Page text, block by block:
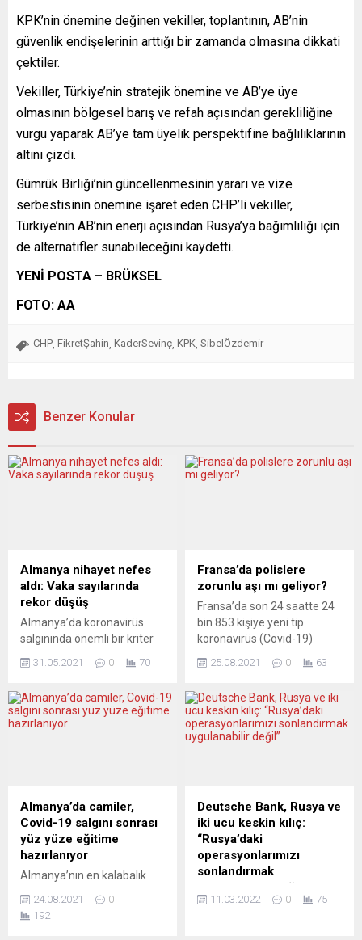
KPK’nin önemine değinen vekiller, toplantının, AB’nin
güvenlik endişelerinin arttığı bir zamanda olmasına dikkati
çektiler.
Vekiller, Türkiye’nin stratejik önemine ve AB’ye üye
olmasının bölgesel barış ve refah açısından gerekliliğine
vurgu yaparak AB’ye tam üyelik perspektifine bağlılıklarının
altını çizdi.
Gümrük Birliği’nin güncellenmesinin yararı ve vize
serbestisinin önemine işaret eden CHP’li vekiller,
Türkiye’nin AB’nin enerji açısından Rusya’ya bağımlılığı için
de alternatifler sunabileceğini kaydetti.
YENİ POSTA – BRÜKSEL
FOTO: AA
CHP FikretŞahin KaderSevinç KPK SibelÖzdemir
Benzer Konular
Almanya nihayet nefes
aldı: Vaka sayılarında
rekor düşüş
Almanya’da koronavirüs
salgınında önemli bir kriter
değeri 35,2’ye gerileyerek
düşük düzeyine ulaştı.
Yoğun bakımlardaki doluluk
değeri geçen yılın ekim
ayından bu yana en düşük
seviyesine ulaştı....
31.05.2021 0 70
Fransa’da polislere
zorunlu aşı mı geliyor?
Fransa’da son 24 saatte 24
bin 853 kişiye yeni tip
koronavirüs (Covid-19)
Kurumunun açıkladığı
153 kişinin hayatını
kaybetmesiyle virüse bağlı
can kaybı sayısı 113 bin
milyon 649...
25.08.2021 0 63
Almanya’da camiler,
Covid-19 salgını sonrası
yüz yüze eğitime
hazırlanıyor
Almanya’nın en kalabalık
Türkiye kökenlinin yaşadığı
Kuzey Ren Vestfalya’da
24.08.2021
0
192
Deutsche Bank, Rusya ve
iki ucu keskin kılıç:
“Rusya’daki
operasyonlarımızı
sonlandırmak
uygulanabilir değil”
Deutsche Bank’ın Mali İşler
11.03.2022 0 75